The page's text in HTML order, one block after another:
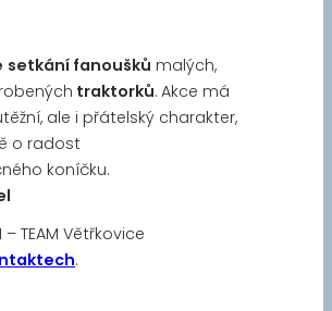
setkání fanoušků malých,
traktorků. Akce má
ale i přátelský charakter,
o radost
koníčku.
– TEAM Větřkovice
.